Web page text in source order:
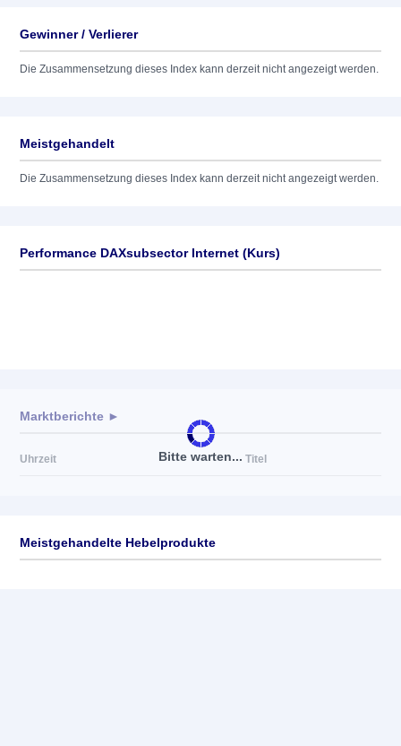
Gewinner / Verlierer
Die Zusammensetzung dieses Index kann derzeit nicht angezeigt werden.
Meistgehandelt
Die Zusammensetzung dieses Index kann derzeit nicht angezeigt werden.
Performance DAXsubsector Internet (Kurs)
Bitte warten...
Marktberichte ►
Uhrzeit Titel
Meistgehandelte Hebelprodukte